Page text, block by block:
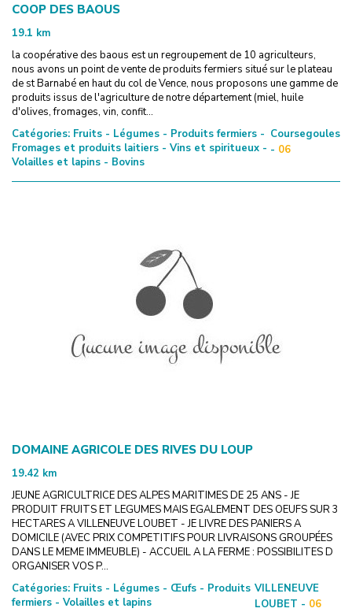
COOP DES BAOUS
19.1 km
la coopérative des baous est un regroupement de 10 agriculteurs,
nous avons un point de vente de produits fermiers situé sur le plateau
de st Barnabé en haut du col de Vence, nous proposons une gamme de
produits issus de l'agriculture de notre département (miel, huile
d'olives, fromages, vin, confit...
Catégories: Fruits - Légumes - Produits fermiers -
Fromages et produits laitiers - Vins et spiritueux -
Volailles et lapins - Bovins
Coursegoules
- 06
DOMAINE AGRICOLE DES RIVES DU LOUP
19.42 km
JEUNE AGRICULTRICE DES ALPES MARITIMES DE 25 ANS - JE
PRODUIT FRUITS ET LEGUMES MAIS EGALEMENT DES OEUFS SUR 3
HECTARES A VILLENEUVE LOUBET - JE LIVRE DES PANIERS A
DOMICILE (AVEC PRIX COMPETITIFS POUR LIVRAISONS GROUPÉES
DANS LE MEME IMMEUBLE) - ACCUEIL A LA FERME : POSSIBILITES D
ORGANISER VOS P...
Catégories: Fruits - Légumes - Œufs - Produits
fermiers - Volailles et lapins
VILLENEUVE
LOUBET - 06